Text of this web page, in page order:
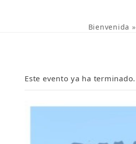
Bienvenida »
Este evento ya ha terminado.